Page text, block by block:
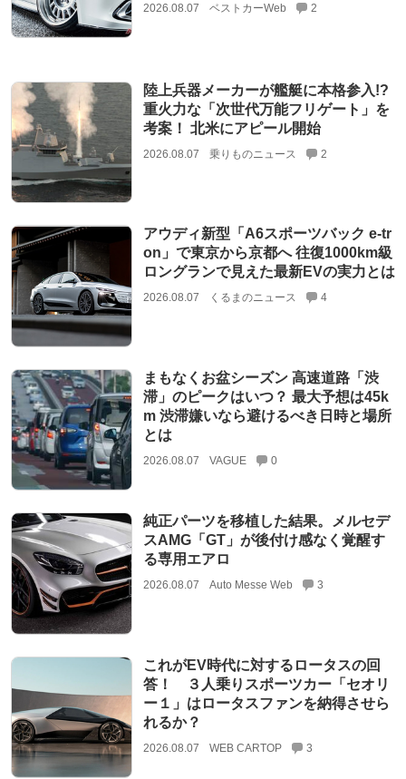
2026.08.07 ベストカーWeb 2
陸上兵器メーカーが艦艇に本格参入!?
重火力な「次世代万能フリゲート」を
考案！ 北米にアピール開始
2026.08.07 乗りものニュース 2
アウディ新型「A6スポーツバック e-tr
on」で東京から京都へ 往復1000km級
ロングランで見えた最新EVの実力とは
2026.08.07 くるまのニュース 4
まもなくお盆シーズン 高速道路「渋
滞」のピークはいつ？ 最大予想は45k
m 渋滞嫌いなら避けるべき日時と場所
とは
2026.08.07 VAGUE 0
純正パーツを移植した結果。メルセデ
スAMG「GT」が後付け感なく覚醒す
る専用エアロ
2026.08.07 Auto Messe Web 3
これがEV時代に対するロータスの回
答！ ３人乗りスポーツカー「セオリ
ー１」はロータスファンを納得させら
れるか？
2026.08.07 WEB CARTOP 3